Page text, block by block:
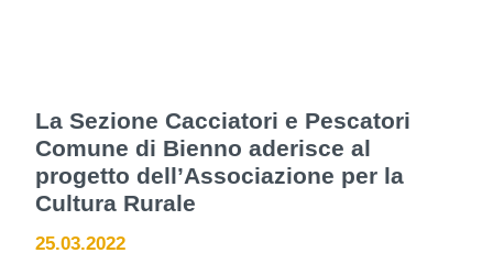
La Sezione Cacciatori e Pescatori
Comune di Bienno aderisce al
progetto dell’Associazione per la
Cultura Rurale
25.03.2022